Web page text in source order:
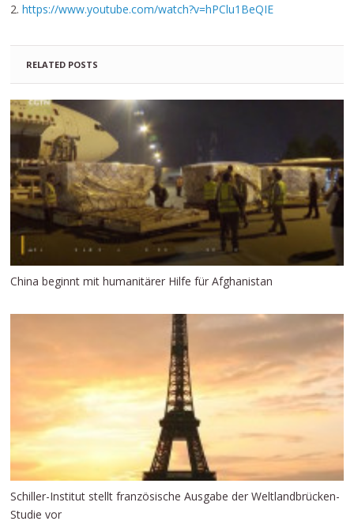
2.https://www.youtube.com/watch?v=hPClu1BeQIE
RELATED POSTS
China beginnt mit humanitärer Hilfe für Afghanistan
Schiller-Institut stellt französische Ausgabe der Weltlandbrücken-
Studie vor